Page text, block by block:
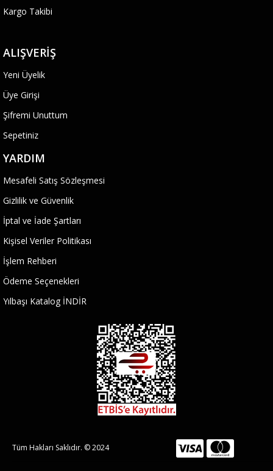
Kargo Takibi
ALIŞVERIŞ
Yeni Üyelik
Üye Girişi
Şifremi Unuttum
Sepetiniz
YARDIM
Mesafeli Satış Sözleşmesi
Gizlilik ve Güvenlik
İptal ve İade Şartları
Kişisel Veriler Politikası
İşlem Rehberi
Ödeme Seçenekleri
Yılbaşı Katalog İNDİR
Tüm Hakları Saklıdır. © 2024